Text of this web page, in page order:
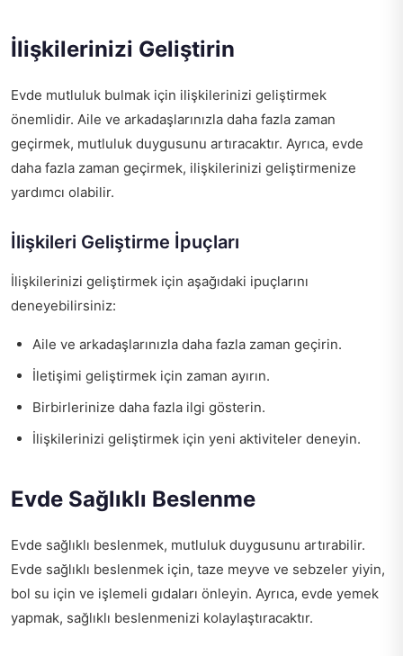
İlişkilerinizi Geliştirin
Evde mutluluk bulmak için ilişkilerinizi geliştirmek
önemlidir. Aile ve arkadaşlarınızla daha fazla zaman
geçirmek, mutluluk duygusunu artıracaktır. Ayrıca, evde
daha fazla zaman geçirmek, ilişkilerinizi geliştirmenize
yardımcı olabilir.
İlişkileri Geliştirme İpuçları
İlişkilerinizi geliştirmek için aşağıdaki ipuçlarını
deneyebilirsiniz:
Aile ve arkadaşlarınızla daha fazla zaman geçirin.
İletişimi geliştirmek için zaman ayırın.
Birbirlerinize daha fazla ilgi gösterin.
İlişkilerinizi geliştirmek için yeni aktiviteler deneyin.
Evde Sağlıklı Beslenme
Evde sağlıklı beslenmek, mutluluk duygusunu artırabilir.
Evde sağlıklı beslenmek için, taze meyve ve sebzeler yiyin,
bol su için ve işlemeli gıdaları önleyin. Ayrıca, evde yemek
yapmak, sağlıklı beslenmenizi kolaylaştıracaktır.